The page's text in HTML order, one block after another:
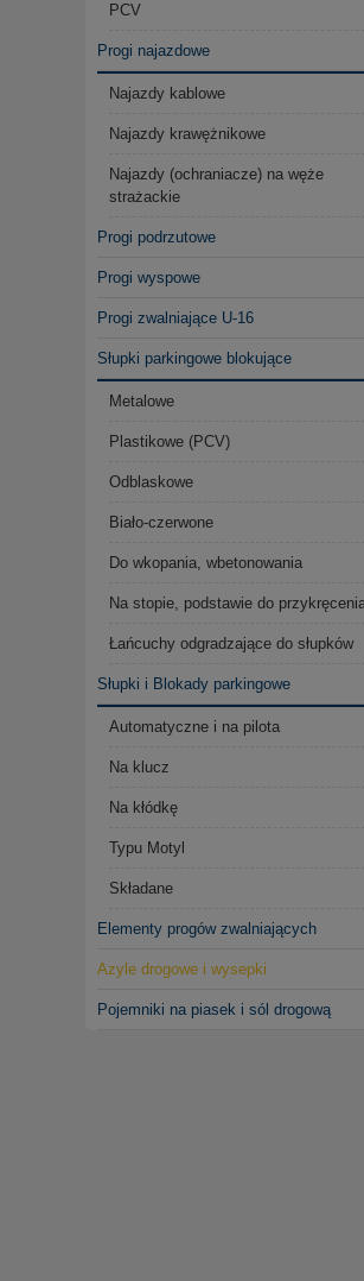
PCV
Progi najazdowe
Najazdy kablowe
Najazdy krawężnikowe
Najazdy (ochraniacze) na węże
strażackie
Progi podrzutowe
Progi wyspowe
Progi zwalniające U-16
Słupki parkingowe blokujące
Metalowe
Plastikowe (PCV)
Odblaskowe
Biało-czerwone
Do wkopania, wbetonowania
Na stopie, podstawie do
Łańcuchy odgradzające do słupków
Słupki i Blokady parkingowe
Automatyczne i na pilota
Na klucz
Na kłódkę
Typu Motyl
Składane
Elementy progów zwalniających
Azyle drogowe i wysepki
Pojemniki na piasek i sól drogową